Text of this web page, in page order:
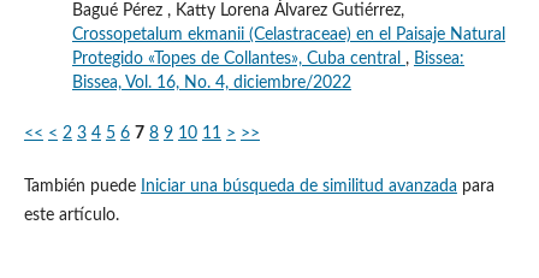
Bagué Pérez , Katty Lorena Álvarez Gutiérrez,
Crossopetalum ekmanii (Celastraceae) en el Paisaje Natural
Protegido «Topes de Collantes», Cuba central , Bissea:
Bissea, Vol. 16, No. 4, diciembre/2022
<< < 2 3 4 5 6 7 8 9 10 11 > >>
También puede Iniciar una búsqueda de similitud avanzada para
este artículo.